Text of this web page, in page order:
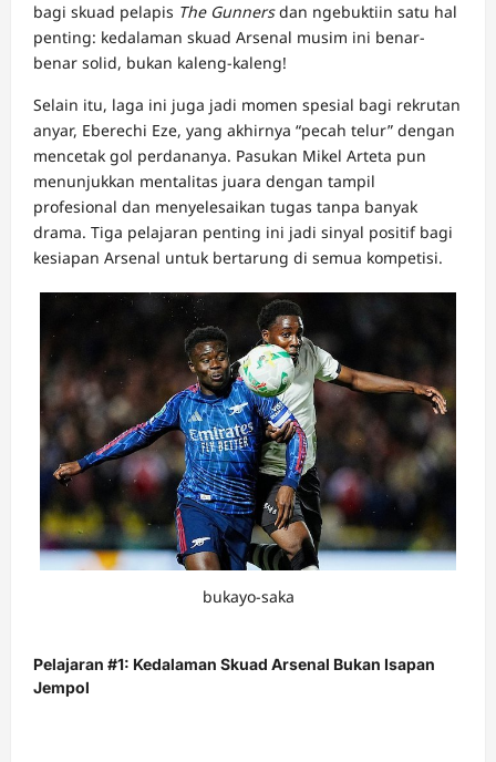
bagi skuad pelapis The Gunnersdan ngebuktiin satu hal
penting: kedalaman skuad Arsenal musim ini benar-
benar solid, bukan kaleng-kaleng!
Selain itu, laga ini juga jadi momen spesial bagi rekrutan
anyar, Eberechi Eze, yang akhirnya “pecah telur” dengan
mencetak gol perdananya. Pasukan Mikel Arteta pun
menunjukkan mentalitas juara dengan tampil
profesional dan menyelesaikan tugas tanpa banyak
drama. Tiga pelajaran penting ini jadi sinyal positif bagi
kesiapan Arsenal untuk bertarung di semua kompetisi.
bukayo-saka
Pelajaran #1: Kedalaman Skuad Arsenal Bukan Isapan
Jempol